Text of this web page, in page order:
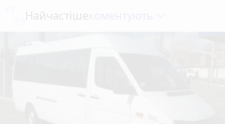
Найчастіше